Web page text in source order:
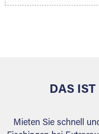
Ihr Lagergut wird
DAS IST
Mieten Sie schnell